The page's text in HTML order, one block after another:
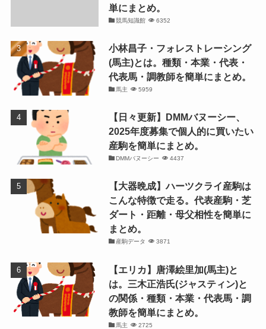
単にまとめ。
競馬知識館 6352
小林昌子・フォレストレーシング
(馬主)とは。種類・本業・代表・
代表馬・調教師を簡単にまとめ。
馬主 5959
【日々更新】DMMバヌーシー、
2025年度募集で個人的に買いたい
産駒を簡単にまとめ。
DMMバヌーシー 4437
【大器晩成】ハーツクライ産駒は
こんな特徴で走る。代表産駒・芝
ダート・距離・母父相性を簡単に
まとめ。
産駒データ 3871
【エリカ】唐澤絵里加(馬主)と
は。三木正浩氏(ジャスティン)と
の関係・種類・本業・代表馬・調
教師を簡単にまとめ。
馬主 2725